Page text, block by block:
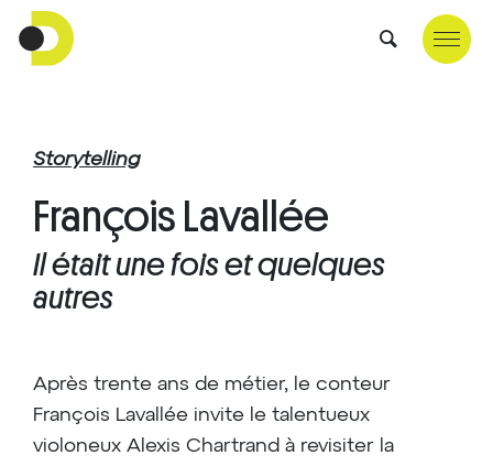
François Lavallée
Il était une fois et quelques
autres
Storytelling
Après trente ans de métier, le conteur
François Lavallée invite le talentueux
violoneux Alexis Chartrand à revisiter la